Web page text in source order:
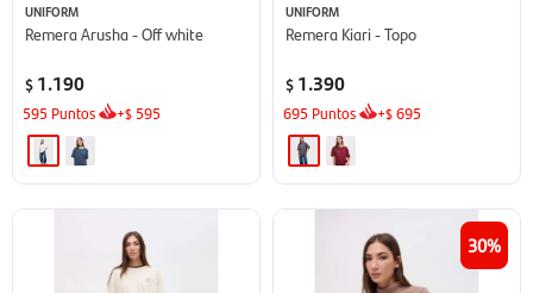
UNIFORM
Remera Arusha - Off white
$ 1.190
595 Puntos +$ 595
UNIFORM
Remera Kiari - Topo
$ 1.390
695 Puntos +$695
30